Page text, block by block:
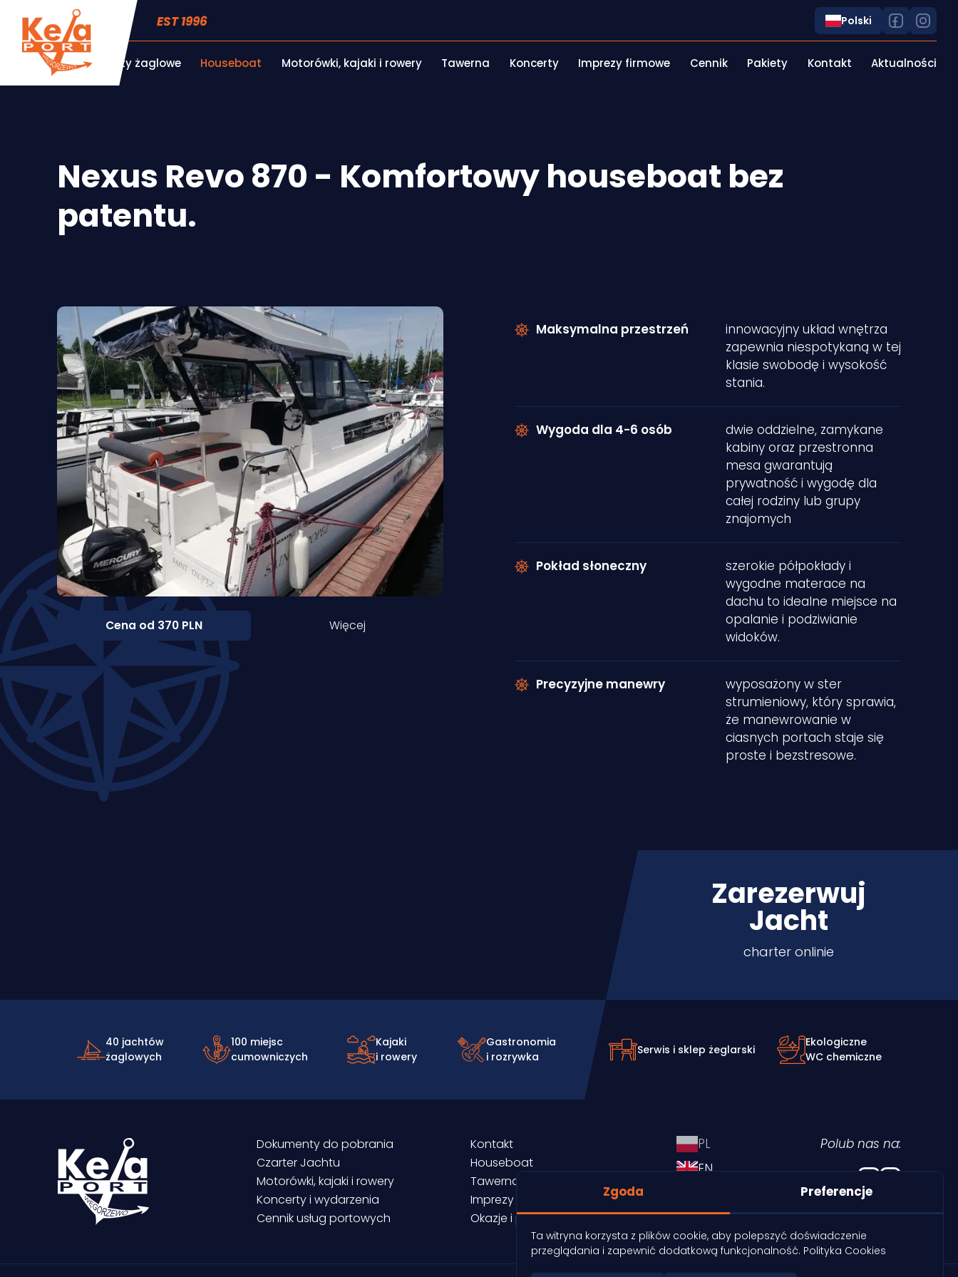
EST 1996 Polski
Jachty żaglowe Houseboat Motorówki, kajaki i rowery Tawerna Koncerty Imprezy firmowe Cennik Pakiety Kontakt Aktualności
Nexus Revo 870 - Komfortowy houseboat bez
patentu.
Maksymalna przestrzeń
innowacyjny układ wnętrza
zapewnia niespotykaną w tej
klasie swobodę i wysokość
stania.
Wygoda dla 4-6 osób
dwie oddzielne, zamykane
kabiny oraz przestronna
mesa gwarantują
prywatność i wygodę dla
całej rodziny lub grupy
znajomych
Pokład słoneczny
szerokie półpokłady i
wygodne materace na
dachu to idealne miejsce na
opalanie i podziwianie
widoków.
Precyzyjne manewry
wyposażony w ster
strumieniowy, który sprawia,
że manewrowanie w
ciasnych portach staje się
proste i bezstresowe.
Cena od 370 PLN Więcej
Zarezerwuj
Jacht
charter onlinie
40 jachtów
żaglowych
100 miejsc
cumowniczych
Kajaki
i rowery
Gastronomia
i rozrywka
Serwis i sklep żeglarski
Ekologiczne
WC chemiczne
Dokumenty do pobrania
Kontakt
Czarter Jachtu
Houseboat
Motorówki, kajaki i rowery
Tawerna
Koncerty i wydarzenia
Imprezy firmowe
Cennik usług portowych
Okazje i promocje
PL
EN
CZ
Polub nas na:
Zgoda Preferencje
Ta witryna korzysta z plików cookie, aby polepszyć doświadczenie
przeglądania i zapewnić dodatkową funkcjonalność. Polityka Cookies